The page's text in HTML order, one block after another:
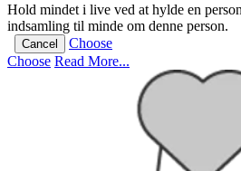
Hold mindet i live ved at hylde en
indsamling til minde om denne person.
Cancel
Choose
Choose Read More...